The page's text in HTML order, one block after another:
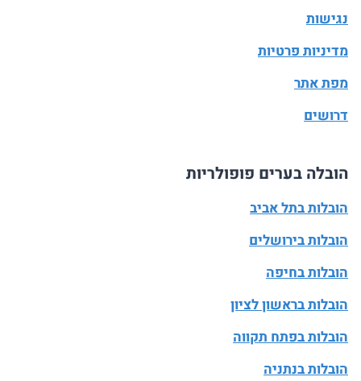
נגישות
מדיניות פרטיות
מפת אתר
דרושים
הובלה בערים פופולריות
הובלות בתל אביב
הובלות בירושלים
הובלות בחיפה
הובלות בראשון לציון
הובלות בפתח תקווה
הובלות בנתניה